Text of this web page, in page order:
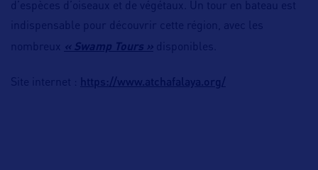
d’espèces d’oiseaux et de végétaux. Un tour en bateau est
indispensable pour découvrir cette région, avec les
nombreux « Swamp Tours » disponibles.
Site internet : https://www.atchafalaya.org/